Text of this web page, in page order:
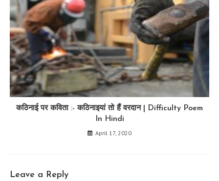
कठिनाई पर कविता :- कठिनाइयां तो हैं वरदान | Difficulty Poem
In Hindi
April 17, 2020
Leave a Reply